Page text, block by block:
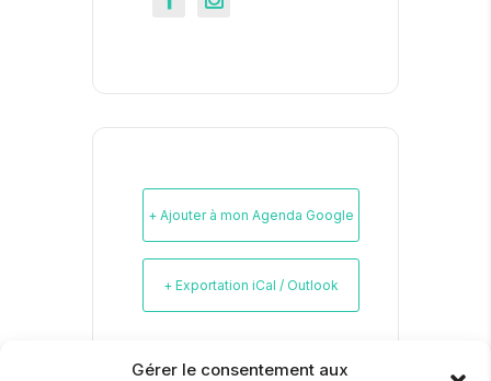
Gérer le consentement aux
+ Ajouter à mon Agenda Google
+ Exportation iCal / Outlook